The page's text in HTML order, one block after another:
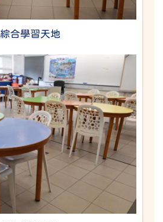
綜合學習天地